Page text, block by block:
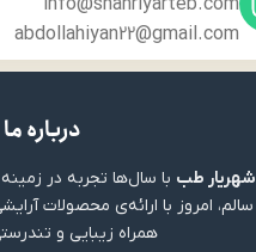
info@shahriyarteb.com
abdollahiyan22@gmail.com
درباره ما
شهریار طب با سال‌ها تجربه در
سالم، امروز با ارائه‌ی محصولات
همراه زیبایی و